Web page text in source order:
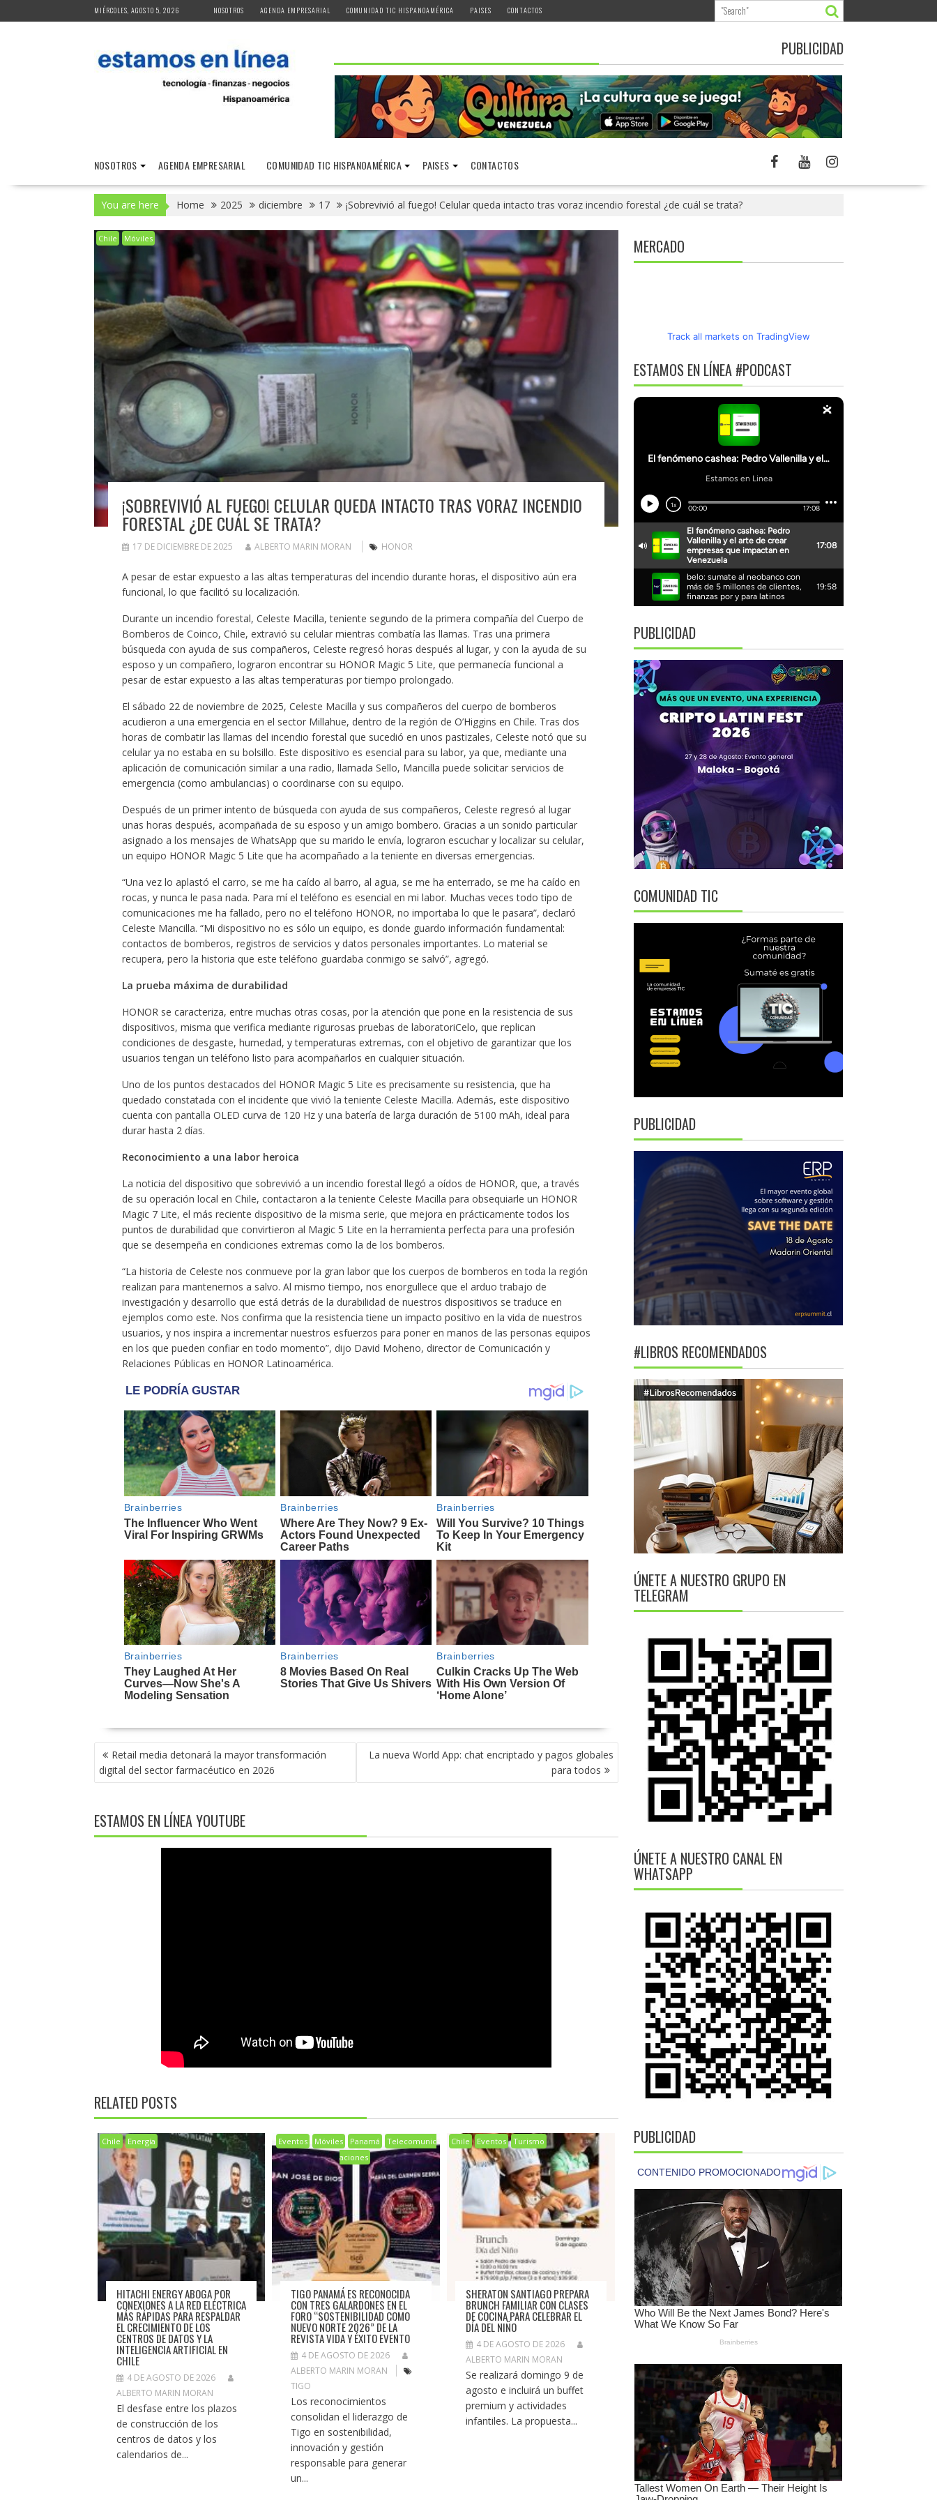
to
MIÉRCOLES, AGOSTO 5, 2026 NOSOTROS AGENDA EMPRESARIAL COMUNIDAD TIC HISPANOAMÉRICA PAISES CONTACTOS
PUBLICIDAD
NOSOTROS AGENDA EMPRESARIAL COMUNIDAD TIC HISPANOAMÉRICA PAISES CONTACTOS
You are here Home 2025 diciembre 17 ¡Sobrevivió al fuego! Celular queda intacto tras voraz incendio forestal ¿de cuál se trata?
Chile Móviles
¡SOBREVIVIÓ AL FUEGO! CELULAR QUEDA INTACTO TRAS VORAZ INCENDIO
FORESTAL ¿DE CUÁL SE TRATA?
17 DE DICIEMBRE DE 2025 ALBERTO MARIN MORAN HONOR
A pesar de estar expuesto a las altas temperaturas del incendio durante horas, el dispositivo aún era
funcional, lo que facilitó su localización.
Durante un incendio forestal, Celeste Macilla, teniente segundo de la primera compañía del Cuerpo de
Bomberos de Coinco, Chile, extravió su celular mientras combatía las llamas. Tras una primera
búsqueda con ayuda de sus compañeros, Celeste regresó horas después al lugar, y con la ayuda de su
esposo y un compañero, lograron encontrar su HONOR Magic 5 Lite, que permanecía funcional a
pesar de estar expuesto a las altas temperaturas por tiempo prolongado.
El sábado 22 de noviembre de 2025, Celeste Macilla y sus compañeros del cuerpo de bomberos
acudieron a una emergencia en el sector Millahue, dentro de la región de O’Higgins en Chile. Tras dos
horas de combatir las llamas del incendio forestal que sucedió en unos pastizales, Celeste notó que su
celular ya no estaba en su bolsillo. Este dispositivo es esencial para su labor, ya que, mediante una
aplicación de comunicación similar a una radio, llamada Sello, Mancilla puede solicitar servicios de
emergencia (como ambulancias) o coordinarse con su equipo.
Después de un primer intento de búsqueda con ayuda de sus compañeros, Celeste regresó al lugar
unas horas después, acompañada de su esposo y un amigo bombero. Gracias a un sonido particular
asignado a los mensajes de WhatsApp que su marido le envía, lograron escuchar y localizar su celular,
un equipo HONOR Magic 5 Lite que ha acompañado a la teniente en diversas emergencias.
“Una vez lo aplastó el carro, se me ha caído al barro, al agua, se me ha enterrado, se me ha caído en
rocas, y nunca le pasa nada. Para mí el teléfono es esencial en mi labor. Muchas veces todo tipo de
comunicaciones me ha fallado, pero no el teléfono HONOR, no importaba lo que le pasara”, declaró
Celeste Mancilla. “Mi dispositivo no es sólo un equipo, es donde guardo información fundamental:
contactos de bomberos, registros de servicios y datos personales importantes. Lo material se
recupera, pero la historia que este teléfono guardaba conmigo se salvó”, agregó.
La prueba máxima de durabilidad
HONOR se caracteriza, entre muchas otras cosas, por la atención que pone en la resistencia de sus
dispositivos, misma que verifica mediante rigurosas pruebas de laboratoriCelo, que replican
condiciones de desgaste, humedad, y temperaturas extremas, con el objetivo de garantizar que los
usuarios tengan un teléfono listo para acompañarlos en cualquier situación.
Uno de los puntos destacados del HONOR Magic 5 Lite es precisamente su resistencia, que ha
quedado constatada con el incidente que vivió la teniente Celeste Macilla. Además, este dispositivo
cuenta con pantalla OLED curva de 120 Hz y una batería de larga duración de 5100 mAh, ideal para
durar hasta 2 días.
Reconocimiento a una labor heroica
La noticia del dispositivo que sobrevivió a un incendio forestal llegó a oídos de HONOR, que, a través
de su operación local en Chile, contactaron a la teniente Celeste Macilla para obsequiarle un HONOR
Magic 7 Lite, el más reciente dispositivo de la misma serie, que mejora en prácticamente todos los
puntos de durabilidad que convirtieron al Magic 5 Lite en la herramienta perfecta para una profesión
que se desempeña en condiciones extremas como la de los bomberos.
“La historia de Celeste nos conmueve por la gran labor que los cuerpos de bomberos en toda la región
realizan para mantenernos a salvo. Al mismo tiempo, nos enorgullece que el arduo trabajo de
investigación y desarrollo que está detrás de la durabilidad de nuestros dispositivos se traduce en
ejemplos como este. Nos confirma que la resistencia tiene un impacto positivo en la vida de nuestros
usuarios, y nos inspira a incrementar nuestros esfuerzos para poner en manos de las personas equipos
en los que pueden confiar en todo momento”, dijo David Moheno, director de Comunicación y
Relaciones Públicas en HONOR Latinoamérica.
NAVEGACIÓN
DE
ENTRADAS
Retail media detonará la mayor transformación
digital del sector farmacéutico en 2026
La nueva World App: chat encriptado y pagos globales
para todos
ESTAMOS EN LÍNEA YOUTUBE
RELATED POSTS
Chile Energía
HITACHI ENERGY ABOGA POR
CONEXIONES A LA RED ELÉCTRICA
MÁS RÁPIDAS PARA RESPALDAR
EL CRECIMIENTO DE LOS
CENTROS DE DATOS Y LA
INTELIGENCIA ARTIFICIAL EN
CHILE
4 DE AGOSTO DE 2026
ALBERTO MARIN MORAN
El desfase entre los plazos
de construcción de los
centros de datos y los
calendarios de...
Eventos Móviles Panamá
Telecomunic
aciones
TIGO PANAMÁ ES RECONOCIDA
CON TRES GALARDONES EN EL
FORO “SOSTENIBILIDAD COMO
NUEVO NORTE 2026” DE LA
REVISTA VIDA Y ÉXITO EVENTO
4 DE AGOSTO DE 2026
ALBERTO MARIN MORAN
TIGO
Los reconocimientos
consolidan el liderazgo de
Tigo en sostenibilidad,
innovación y gestión
responsable para generar
un...
Chile Eventos Turismo
SHERATON SANTIAGO PREPARA
BRUNCH FAMILIAR CON CLASES
DE COCINA PARA CELEBRAR EL
DÍA DEL NIÑO
4 DE AGOSTO DE 2026
ALBERTO MARIN MORAN
Se realizará domingo 9 de
agosto e incluirá un buffet
premium y actividades
infantiles. La propuesta...
MERCADO
Track all markets on TradingView
ESTAMOS EN LÍNEA #PODCAST
PUBLICIDAD
COMUNIDAD TIC
PUBLICIDAD
#LIBROS RECOMENDADOS
ÚNETE A NUESTRO GRUPO EN
TELEGRAM
ÚNETE A NUESTRO CANAL EN
WHATSAPP
PUBLICIDAD